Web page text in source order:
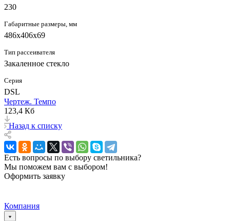
230
Габаритные размеры, мм
486х406x69
Тип рассеивателя
Закаленное стекло
Серия
DSL
Чертеж. Темпо
123,4 Кб
Назад к списку
Есть вопросы по выбору светильника?
Мы поможем вам с выбором!
Оформить заявку
Компания